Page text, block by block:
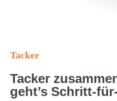
Tacker
Tacker
geht’s Schritt-